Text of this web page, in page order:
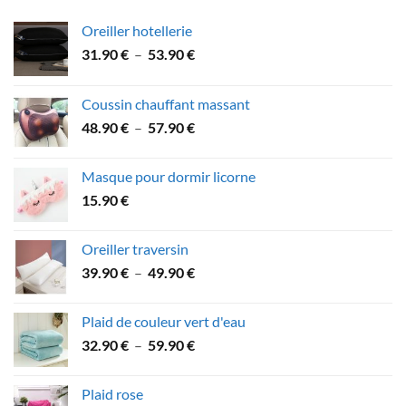
Oreiller hotellerie
31.90€ – 53.90€Plage
31.90 €
à
Coussin chauffant massant
48.90€ – 57.90€Plage
48.90 €
Masque pour dormir licorne
15.90€
Oreiller traversin
39.90€ – 49.90€Plage
39.90 €
à
Plaid de couleur vert d'eau
32.90€ – 59.90€Plage
Plaid rose